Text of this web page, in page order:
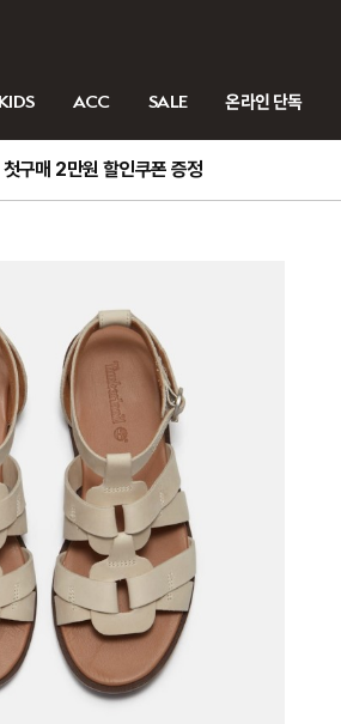
KIDS ACC SALE 온라인 단독
첫구매 2만원 할인쿠폰 증정